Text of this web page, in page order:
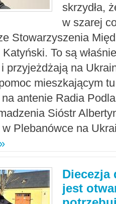
skrzydła,
w szarej
Stowarzyszenia
To są
przyjeżdżają na
mieszkającym
antenie Radia
Sióstr
Plebanówce na
Diecezja
jest